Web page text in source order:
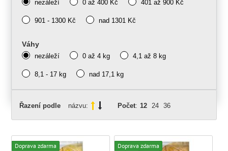
nezáleží 0 až 400 Kč 401 až 900 Kč
901 - 1300 Kč nad 1301 Kč
Váhy
nezáleží 0 až 4 kg 4,1 až 8 kg
8,1 - 17 kg nad 17,1 kg
Řazení podle názvu: Počet: 12 24 36
Doprava zdarma
Doprava zdarma